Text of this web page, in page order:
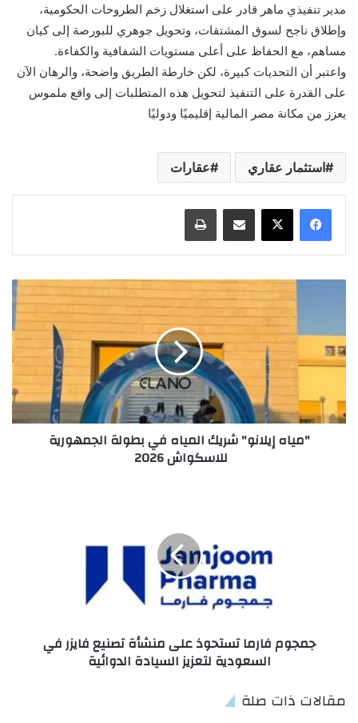
مدير تنفيذي ماهر قادر على استغلال زخم الطروحات الحكومية،
وإطلاق ناجح لسوق المشتقات، وتحويل جوهري للبورصة إلى كيان
مساهم، مع الحفاظ على أعلى مستويات الشفافية والكفاءة.
واعتبر أن التحديات كبيرة، لكن خارطة الطريق واضحة، والرهان الآن
على القدرة على التنفيذ لتحويل هذه المتطلبات إلى واقع ملموس
يعزز من مكانة مصر المالية إقليميًا ودوليًا
استثمار عقاري عقارات
مشاركة عبر البريد طباعة
"مياه إيلانو" شريك المياه في بطولة الجمهورية
للاسكواش 2026
جمجوم فارما تستحوذ على منشأة تصنيع فايزر في
السعودية لتعزيز السيادة الدوائية
مقالات ذات صلة